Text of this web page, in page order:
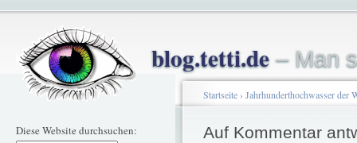
blog.tetti.de– Man
Diese Website durchsuchen:
Startseite› Jahrhunderthochwasser der
Auf Kommentar